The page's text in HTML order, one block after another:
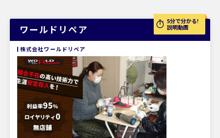
5分で分かる!
説明動画
ワールドリペア
株式会社ワールドリペア